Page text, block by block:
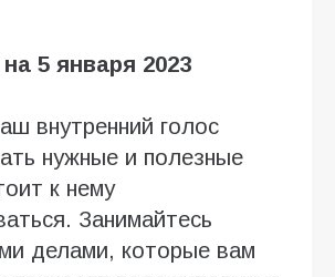
5 января 2023
внутренний голос
нужные и полезные
к нему
Занимайтесь
делами, которые вам